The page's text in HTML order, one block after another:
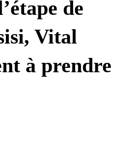
de
Vital
à prendre